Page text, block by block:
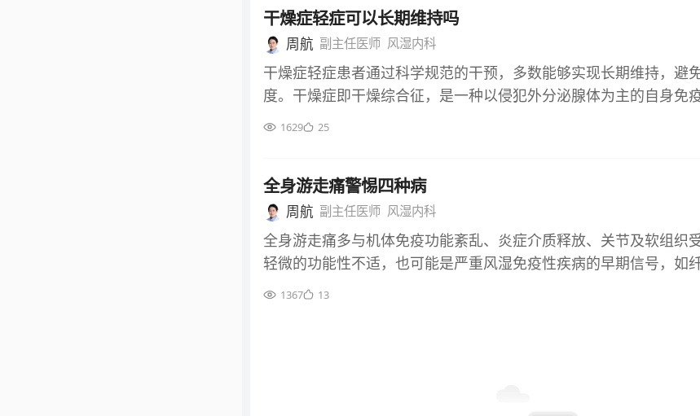
案，若存在关节积液，可在严格无菌操作下进行穿刺抽吸，快速缓
况，核心是及时就医规范用药，长期维持血尿酸稳定，同时严格规
定期复查，根据病情动态调整方案，才能有效缓解肿胀、保护关节
症风险。
胸膜增厚；而病情控制稳定的患者，胸膜受累风险显著降低，即使
可通过干预避免进展为增厚。 双侧胸膜增厚的程度与临床意义存在
可能无明显临床症状，仅在影像学检查中发现；中重度增厚可能压
气功能，导致胸闷、气短、活动后呼吸困难等症状。此外，双侧胸
膜粘连，进一步加重呼吸功能受限，影响患者生活质量。 临床中，
侧胸膜增厚时，需结合疾病整体活动度综合评估，通过影像学检查
能。
性肾损伤导致的肌酐暂时性升高，如脱水、药物性肾损伤等，及时
后，肌酐可恢复正常，基本不会进展至尿毒症；若为慢性肾小球肾
性肾脏病，进展风险则显著增加。 及时规范的医学干预是延缓进展
5μmol/L阶段就明确病因，通过控制血压、血糖、减少尿蛋白、避
尿毒症可能需要10年以上，甚至更久。反之，若忽视病情、未及时
合并高血压、糖尿病、高血脂等基础疾病的患者，若基础病控制不
损伤，加速进展；而无基础疾病、体质较好的患者，进展相对缓慢
过度劳累、高盐高蛋白饮食、吸烟饮酒等不良生活方式，会增加肾
展至尿毒症的时间。 需注意，单一肌酐数值无法全面反映肾功能状
球滤过率、尿蛋白定量、肾脏形态等检查综合评估。若肌酐
蛋白、肾小球滤过率快速下降，提示肾损伤进展风险高；若仅为孤
干燥症轻症可以长期维持吗
周航 副主任医师 风湿内科
干燥症轻症患者通过科学规范的干预，多数能够实现长期维持，避
度。干燥症即干燥综合征，是一种以侵犯外分泌腺体为主的自身免
多仅表现为口干、眼干等局部症状，无内脏器官受累，此时通过针
尚无根治手段，治疗目标以缓解症状、保护腺体功能、预防病情进
局部症状的患者，优先通过非药物方式干预，如保持口腔湿润、眼
境刺激，这些措施能减少腺体负担，延缓功能损伤。 规范的对症治
保障，针对口干症状，可通过补充水分、使用人工唾液等缓解；眼
发症。若局部症状改善不佳，可在医生指导下短期使用温和的免疫
1629 25
全身游走痛警惕四种病
周航 副主任医师 风湿内科
全身游走痛多与机体免疫功能紊乱、炎症介质释放、关节及软组织
轻微的功能性不适，也可能是严重风湿免疫性疾病的早期信号，如
湿性关节炎、类风湿关节炎早期、系统性红斑狼疮、血管炎等。 1
1367 13